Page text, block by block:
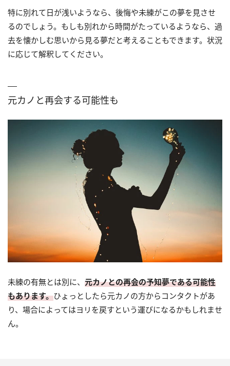
特に別れて日が浅いようなら、後悔や未練がこの夢を見させ
るのでしょう。もしも別れから時間がたっているようなら、過
去を懐かしむ思いから見る夢だと考えることもできます。状況
に応じて解釈してください。
元カノと再会する可能性も
未練の有無とは別に、 元カノとの再会の予知夢である可能性
もあります。ひょっとしたら元カノの方からコンタクトがあ
り、場合によってはヨリを戻すという運びになるかもしれませ
ん。